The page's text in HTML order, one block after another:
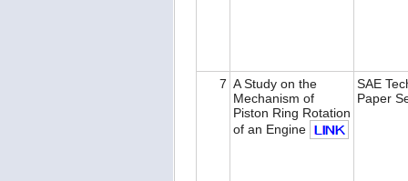
7 A Study on the
Mechanism of
Piston Ring Rotation
of an Engine
SAE
Paper